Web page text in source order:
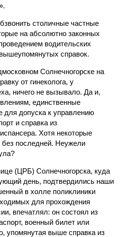
столичные частные
на абсолютно законных
водительских
справок.
Солнечногорске на
от гинеколога, у
ничего не вызывало. Да и,
единственные
допуска к управлению
и справка из
Хотя некоторые
без последней. Неужели
(ЦРБ) Солнечногорска, куда
день, подтвердились наши
в холле поликлиники
для прохождения
впечатлял: он состоял из
военный билет или
упомянутая выше справка из